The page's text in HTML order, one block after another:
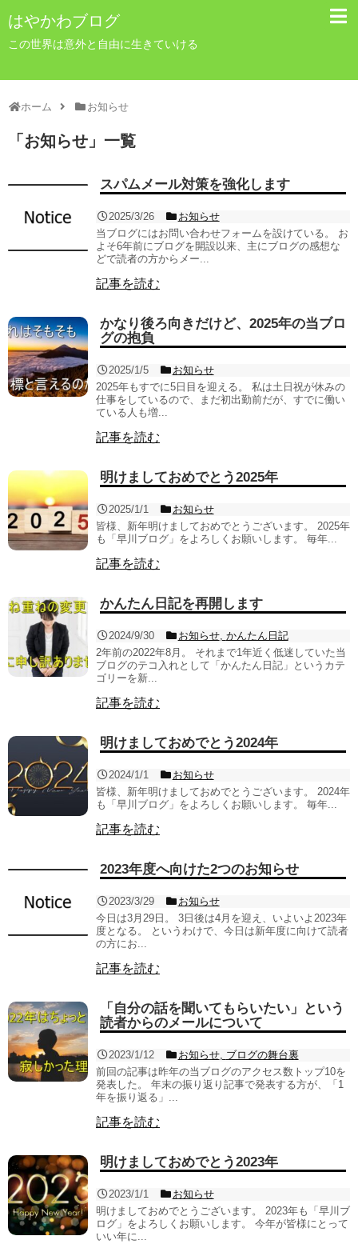
はやかわブログ
この世界は意外と自由に生きていける
ホーム お知らせ
「 お知らせ 」 一覧
スパムメール対策を強化します
2025/3/26
お知らせ
当ブログにはお問い合わせフォームを設けている。 お
よそ6年前にブログを開設以来、主にブログの感想な
どで読者の方からメー...
記事を読む
かなり後ろ向きだけど、2025年の当ブロ
グの抱負
2025/1/5
お知らせ
2025年もすでに5日目を迎える。 私は土日祝が休みの
仕事をしているので、まだ初出勤前だが、すでに働い
ている人も増...
記事を読む
明けましておめでとう2025年
2025/1/1
お知らせ
皆様、新年明けましておめでとうございます。 2025年
も「早川ブログ」をよろしくお願いします。 毎年...
記事を読む
かんたん日記を再開します
2024/9/30 お知らせ, かんたん日記
2年前の2022年8月。 それまで1年近く低迷していた当
ブログのテコ入れとして「かんたん日記」というカテ
ゴリーを新...
記事を読む
明けましておめでとう2024年
2024/1/1
お知らせ
皆様、新年明けましておめでとうございます。 2024年
も「早川ブログ」をよろしくお願いします。 毎年...
記事を読む
2023年度へ向けた2つのお知らせ
2023/3/29
お知らせ
今日は3月29日。 3日後は4月を迎え、いよいよ2023年
度となる。 というわけで、今日は新年度に向けて読者
の方にお...
記事を読む
「自分の話を聞いてもらいたい」という
読者からのメールについて
2023/1/12 お知らせ, ブログの舞台裏
前回の記事は昨年の当ブログのアクセス数トップ10を
発表した。 年末の振り返り記事で発表する方が、「1
年を振り返る」...
記事を読む
明けましておめでとう2023年
2023/1/1
お知らせ
明けましておめでとうございます。 2023年も「早川ブ
ログ」をよろしくお願いします。 今年が皆様にとって
いい年に...